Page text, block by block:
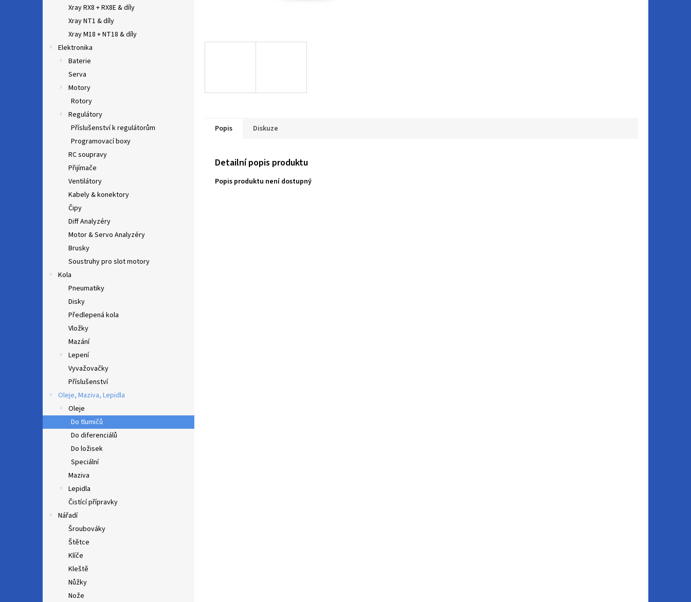
Xray RX8 + RX8E & díly
Xray NT1 & díly
Xray M18 + NT18 & díly
Elektronika
Baterie
Serva
Motory
Rotory
Regulátory
Příslušenství k regulátorům
Programovací boxy
RC soupravy
Přijímače
Ventilátory
Kabely & konektory
Čipy
Diff Analyzéry
Motor & Servo Analyzéry
Brusky
Soustruhy pro slot motory
Kola
Pneumatiky
Disky
Předlepená kola
Vložky
Mazání
Lepení
Vyvažovačky
Příslušenství
Oleje, Maziva, Lepidla
Oleje
Do tlumičů
Do diferenciálů
Do ložisek
Speciální
Maziva
Lepidla
Čistící přípravky
Nářadí
Šroubováky
Štětce
Klíče
Kleště
Nůžky
Nože
Popis Diskuze
Detailní popis produktu
Popis produktu není dostupný